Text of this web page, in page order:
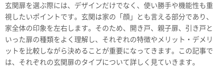
玄関扉を選ぶ際には、デザインだけでなく、使い勝手や機能性も重
視したいポイントです。玄関は家の「顔」とも言える部分であり、
家全体の印象を左右します。そのため、開き戸、親子扉、引き戸と
いった扉の種類をよく理解し、それぞれの特徴やメリット・デメリ
ットを比較しながら決めることが重要になってきます。この記事で
は、それぞれの玄関扉のタイプについて詳しく見ていきます。